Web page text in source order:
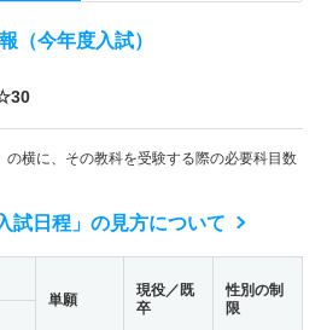
（今年度入試）
横に、その教科を受験する際の必要科目数
試日程」の見方について
単願
現役／既
卒
性別の制
限